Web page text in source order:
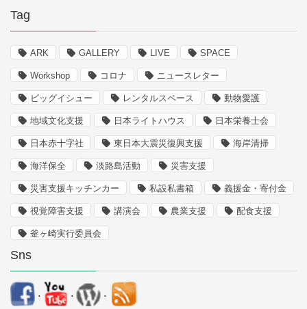
Tag
ARK GALLERY LIVE SPACE
Workshop コロナ ニュースレター
ビッグイシュー レンタルスペース 動物愛護
地域文化支援 日本ライトハウス 日本栄養士会
日本赤十字社 東日本大震災復興支援 海岸清掃
海洋保全 淡路島活動 災害支援
災害支援キッチンカー 私設私書箱 義援金・寄付金
視覚障害支援 講演会 農業支援 配食支援
釜ヶ崎実行委員会
Sns
. . .